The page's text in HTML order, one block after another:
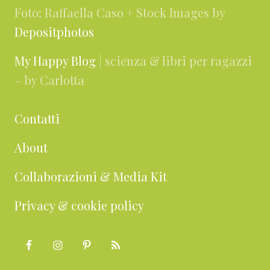
Foto: Raffaella Caso + Stock Images by
Depositphotos
My Happy Blog | scienza & libri per ragazzi
– by Carlotta
Contatti
About
Collaborazioni & Media Kit
Privacy & cookie policy